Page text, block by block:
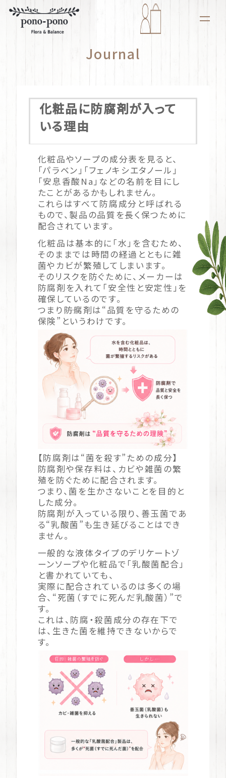
Journal
化粧品に防腐剤が入って
いる理由
化粧品やソープの成分表を見ると、
「パラベン」「フェノキシエタノール」
「安息香酸Na」などの名前を目にし
たことがあるかもしれません。
これらはすべて防腐成分と呼ばれる
もので、製品の品質を長く保つために
配合されています。
化粧品は基本的に「水」を含むため、
そのままでは時間の経過とともに雑
菌やカビが繁殖してしまいます。
そのリスクを防ぐために、メーカーは
防腐剤を入れて「安全性と安定性」を
確保しているのです。
つまり――防腐剤は“品質を守るための
保険”というわけです。
【防腐剤は“菌を殺す”ための成分】
防腐剤や保存料は、カビや雑菌の繁
殖を防ぐために配合されます。
つまり、菌を生かさないことを目的と
した成分。
防腐剤が入っている限り、善玉菌であ
る“乳酸菌”も生き延びることはでき
ません。
一般的な液体タイプのデリケートゾ
ーンソープや化粧品で「乳酸菌配合」
と書かれていても、
実際に配合されているのは多くの場
合、“死菌（すでに死んだ乳酸菌）”で
す。
これは、防腐・殺菌成分の存在下で
は、生きた菌を維持できないからで
す。